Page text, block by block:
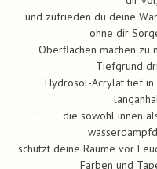
und zufrieden du deine
ohne dir
Oberflächen machen zu
Tiefgrund
Hydrosol-Acrylat tief
die sowohl innen
schützt deine Räume vor
Farben und